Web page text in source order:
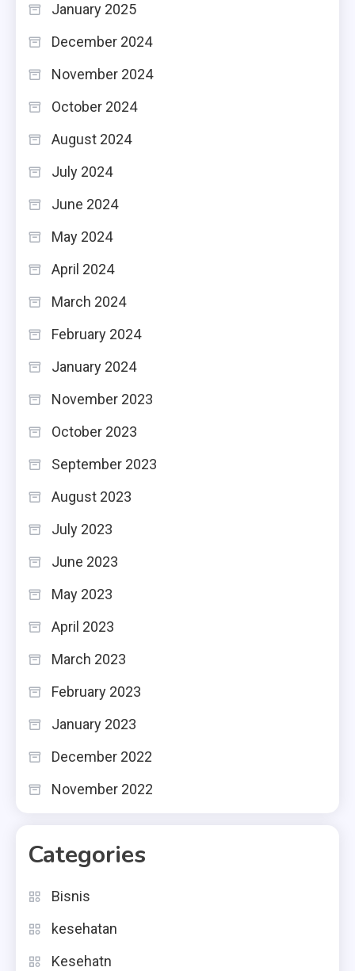
January 2025
December 2024
November 2024
October 2024
August 2024
July 2024
June 2024
May 2024
April 2024
March 2024
February 2024
January 2024
November 2023
October 2023
September 2023
August 2023
July 2023
June 2023
May 2023
April 2023
March 2023
February 2023
January 2023
December 2022
November 2022
Categories
Bisnis
kesehatan
Kesehatn